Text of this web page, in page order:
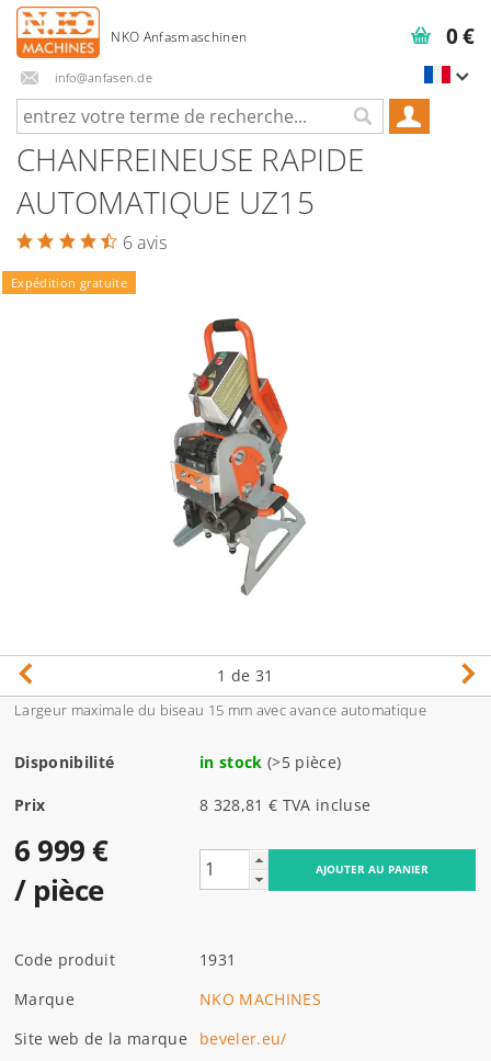
info@anfasen.de
0 €
CHANFREINEUSE RAPIDE
AUTOMATIQUE UZ15
6 avis
Expédition gratuite
1 de 31
Largeur maximale du biseau 15 mm avec avance automatique
Disponibilité in stock (>5 pièce)
Prix 8 328,81 € TVA incluse
6 999 €
/ pièce
Code produit
1931
Marque
NKO MACHINES
Site web de la marque
beveler.eu/